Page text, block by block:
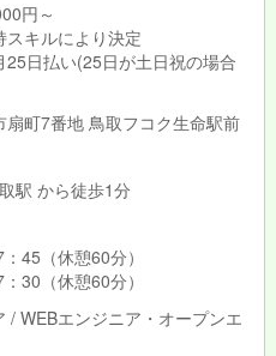
円～
スキルにより決定
25日払い(25日が土日祝の場合
扇町7番地 鳥取フコク生命駅前
駅 から徒歩1分
45（休憩60分）
30（休憩60分）
/ WEBエンジニア・オープンエ